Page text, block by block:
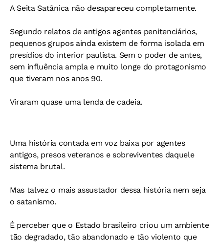
A Seita Satânica não desapareceu completamente.
Segundo relatos de antigos agentes penitenciários,
pequenos grupos ainda existem de forma isolada em
presídios do interior paulista. Sem o poder de antes,
sem influência ampla e muito longe do protagonismo
que tiveram nos anos 90.
Viraram quase uma lenda de cadeia.
Uma história contada em voz baixa por agentes
antigos, presos veteranos e sobreviventes daquele
sistema brutal.
Mas talvez o mais assustador dessa história nem seja
o satanismo.
É perceber que o Estado brasileiro criou um ambiente
tão degradado, tão abandonado e tão violento que